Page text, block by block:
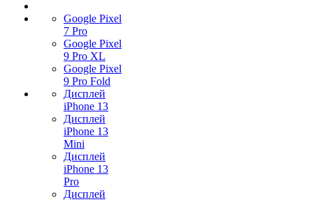
Google Pixel
7 Pro
Google Pixel
9 Pro XL
Google Pixel
9 Pro Fold
Дисплей
iPhone 13
Дисплей
iPhone 13
Mini
Дисплей
iPhone 13
Pro
Дисплей